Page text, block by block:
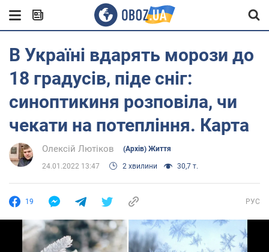
В Україні вдарять морози до
18 градусів, піде сніг:
синоптикиня розповіла, чи
чекати на потепління. Карта
Олексій Лютіков (Архів) Життя
24.01.2022 13:47 2 хвилини 30,7 т.
19 РУС